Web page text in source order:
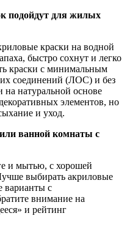
подойдут для жилых
краски на водной
быстро сохнут и легко
краски с минимальным
соединений (ЛОС) и без
на натуральной основе
элементов, но
и уход.
ванной комнаты с
и мытью, с хорошей
выбирать акриловые
варианты с
внимание на
и рейтинг